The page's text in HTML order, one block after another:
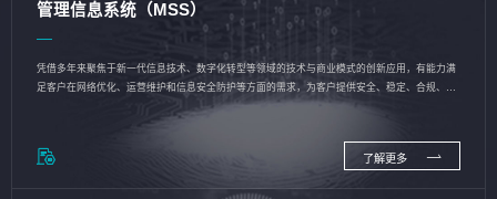
管理信息系统（MSS）
凭借多年来聚焦于新一代信息技术、数字化转型等领域的技术与商业模式的创新应用，有能力满
足客户在网络优化、运营维护和信息安全防护等方面的需求，为客户提供安全、稳定、合规、持
了解更多